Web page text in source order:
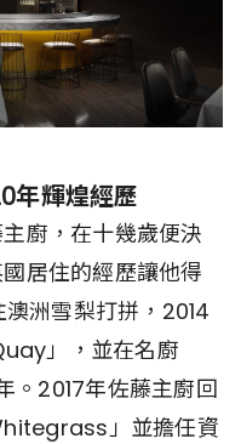
年輝煌經歷
廚，在十幾歲便決
居住的經歷讓他得
洲雪梨打拼，2014
」，並在名廚
2017年佐藤主廚回
」並擔任資